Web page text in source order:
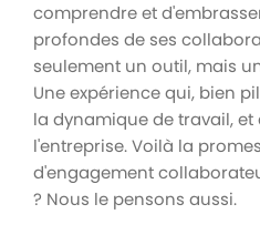
comprendre et
profondes de ses
seulement un outil, mais
Une expérience qui, bien
la dynamique de travail, et
l'entreprise. Voilà la
d'engagement
? Nous le pensons aussi.